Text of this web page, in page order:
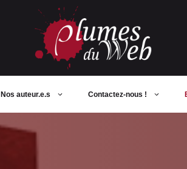
Nos auteur.e.s Contactez-nous !